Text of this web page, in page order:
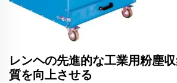
レンヘの先進的な工業用粉塵
質を向上させる